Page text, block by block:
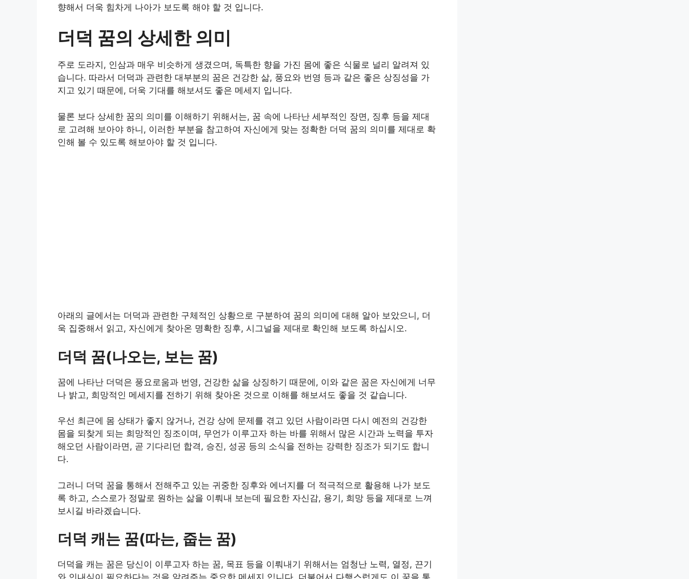
향해서 더욱 힘차게 나아가 보도록 해야 할 것 입니다.
더덕 꿈의 상세한 의미
주로 도라지, 인삼과 매우 비슷하게 생겼으며, 독특한 향을 가진 몸에 좋은 식물로 널리 알려져 있
습니다. 따라서 더덕과 관련한 대부분의 꿈은 건강한 삶, 풍요와 번영 등과 같은 좋은 상징성을 가
지고 있기 때문에, 더욱 기대를 해보셔도 좋은 메세지 입니다.
물론 보다 상세한 꿈의 의미를 이해하기 위해서는, 꿈 속에 나타난 세부적인 장면, 징후 등을 제대
로 고려해 보아야 하니, 이러한 부분을 참고하여 자신에게 맞는 정확한 더덕 꿈의 의미를 제대로 확
인해 볼 수 있도록 해보아야 할 것 입니다.
아래의 글에서는 더덕과 관련한 구체적인 상황으로 구분하여 꿈의 의미에 대해 알아 보았으니, 더
욱 집중해서 읽고, 자신에게 찾아온 명확한 징후, 시그널을 제대로 확인해 보도록 하십시오.
더덕 꿈(나오는, 보는 꿈)
꿈에 나타난 더덕은 풍요로움과 번영, 건강한 삶을 상징하기 때문에, 이와 같은 꿈은 자신에게 너무
나 밝고, 희망적인 메세지를 전하기 위해 찾아온 것으로 이해를 해보셔도 좋을 것 같습니다.
우선 최근에 몸 상태가 좋지 않거나, 건강 상에 문제를 겪고 있던 사람이라면 다시 예전의 건강한
몸을 되찾게 되는 희망적인 징조이며, 무언가 이루고자 하는 바를 위해서 많은 시간과 노력을 투자
해오던 사람이라면, 곧 기다리던 합격, 승진, 성공 등의 소식을 전하는 강력한 징조가 되기도 합니
다.
그러니 더덕 꿈을 통해서 전해주고 있는 귀중한 징후와 에너지를 더 적극적으로 활용해 나가 보도
록 하고, 스스로가 정말로 원하는 삶을 이뤄내 보는데 필요한 자신감, 용기, 희망 등을 제대로 느껴
보시길 바라겠습니다.
더덕 캐는 꿈(따는, 줍는 꿈)
더덕을 캐는 꿈은 당신이 이루고자 하는 꿈, 목표 등을 이뤄내기 위해서는 엄청난 노력, 열정, 끈기